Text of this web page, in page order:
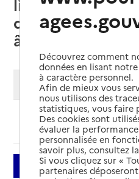
liste des 2
d'hébergement
âgées
Modifier ma recherche
Filtrer
Découvrez comment
données en lisant
à caractère personnel.
Afin de mieux vous
nous utilisons des
statistiques, vous
Des cookies sont
évaluer la
personnalisée en
savoir plus, consultez
Si vous cliquez sur «
partenaires